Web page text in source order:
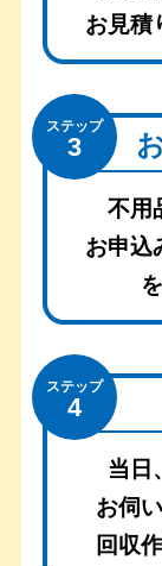
お見積
ステップ
3
不用
お申込
ステップ
4
当日
お伺
回収